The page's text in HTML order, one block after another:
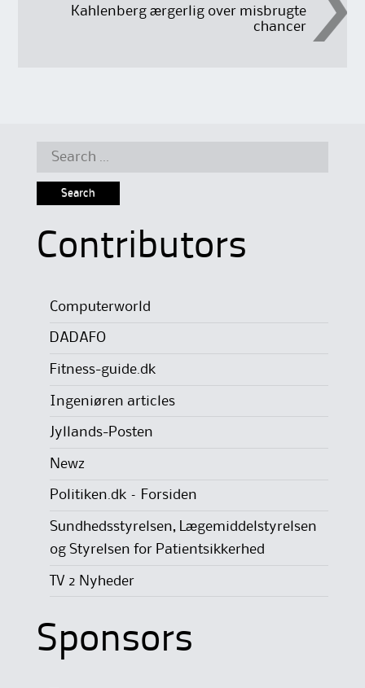
Kahlenberg ærgerlig over misbrugte
chancer
Search
Contributors
Computerworld
DADAFO
Fitness-guide.dk
Ingeniøren articles
Jyllands-Posten
Newz
Politiken.dk – Forsiden
Sundhedsstyrelsen, Lægemiddelstyrelsen
og Styrelsen for Patientsikkerhed
TV 2 Nyheder
Sponsors